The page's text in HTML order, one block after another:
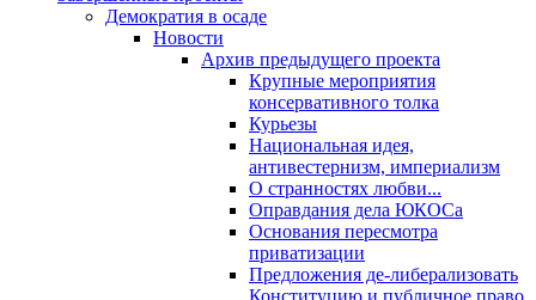
Демократия в осаде
Новости
Архив предыдущего проекта
Крупные мероприятия
консервативного толка
Курьезы
Национальная идея,
антивестернизм, империализм
О странностях любви...
Оправдания дела ЮКОСа
Основания пересмотра
приватизации
Предложения де-либерализовать
Конституцию и публичное право